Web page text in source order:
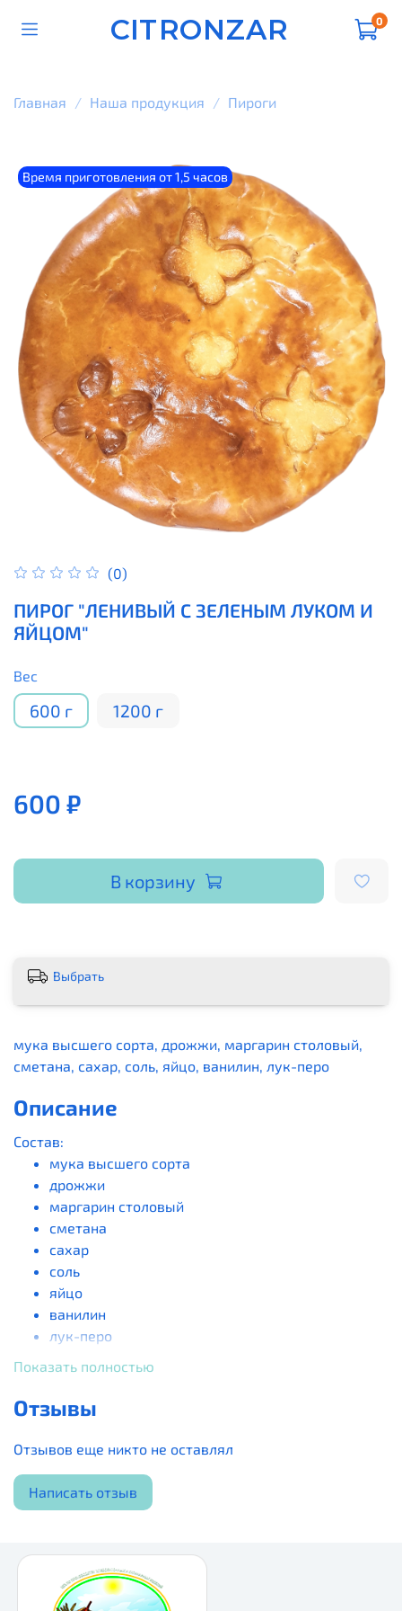
CITRONZAR 0
Главная Наша продукция Пироги
Время приготовления от 1,5 часов
(0)
ПИРОГ "ЛЕНИВЫЙ С ЗЕЛЕНЫМ ЛУКОМ И
ЯЙЦОМ"
Вес
600 г 1200 г
600 ₽
В корзину
Выбрать
мука высшего сорта, дрожжи, маргарин столовый,
сметана, сахар, соль, яйцо, ванилин, лук-перо
Описание
Состав:
мука высшего сорта
дрожжи
маргарин столовый
сметана
сахар
соль
яйцо
ванилин
лук-перо
Показать полностью
Отзывы
Отзывов еще никто не оставлял
Написать отзыв